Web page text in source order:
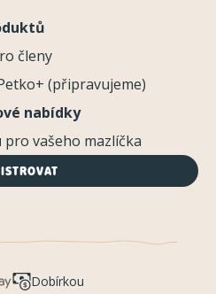
členy
(připravujeme)
nabídky
pro vašeho mazlíčka
Dobírkou